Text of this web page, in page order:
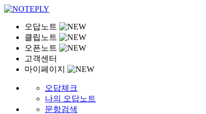
오답노트
클립노트
오픈노트
고객센터
마이페이지
오답체크
나의 오답노트
문항검색